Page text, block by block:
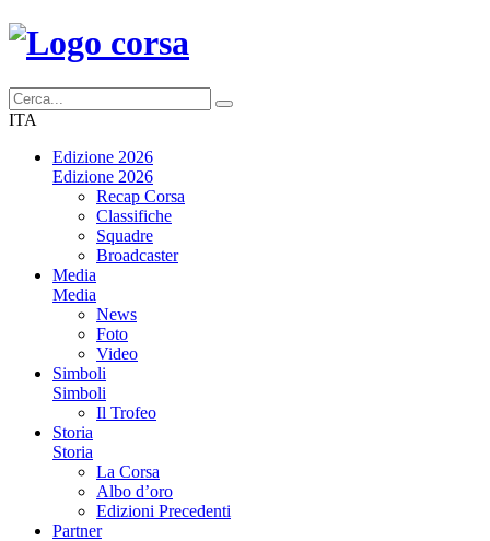
ITA
Edizione 2026
Edizione 2026
Recap Corsa
Classifiche
Squadre
Broadcaster
Media
Media
News
Foto
Video
Simboli
Simboli
Il Trofeo
Storia
Storia
La Corsa
Albo d’oro
Edizioni Precedenti
Partner